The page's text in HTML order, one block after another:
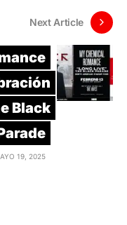
Next Article
Black
19, 2025